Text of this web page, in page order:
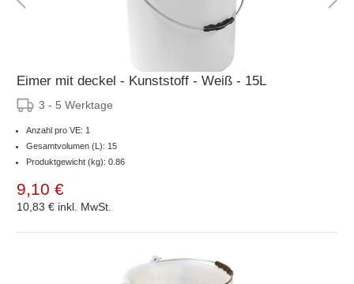
Eimer mit deckel - Kunststoff - Weiß - 15L
3 - 5 Werktage
Anzahl pro VE: 1
Gesamtvolumen (L): 15
Produktgewicht (kg): 0.86
9,10 €
10,83 € inkl. MwSt.